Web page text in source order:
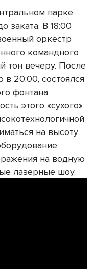
парке
заката. В 18:00
оркестр
командного
тон вечеру. После
в 20:00, состоялся
фонтана
этого «сухого»
на высоту
на водную
лазерные шоу.